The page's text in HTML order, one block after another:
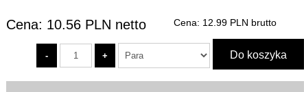
Cena: 10.56 PLN netto Cena: 12.99 PLN brutto